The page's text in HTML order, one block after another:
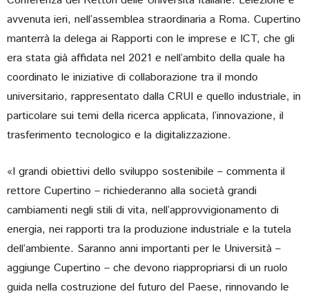
avvenuta ieri, nell’assemblea straordinaria a Roma. Cupertino
manterrà la delega ai Rapporti con le imprese e ICT, che gli
era stata già affidata nel 2021 e nell’ambito della quale ha
coordinato le iniziative di collaborazione tra il mondo
universitario, rappresentato dalla CRUI e quello industriale, in
particolare sui temi della ricerca applicata, l’innovazione, il
trasferimento tecnologico e la digitalizzazione.
«I grandi obiettivi dello sviluppo sostenibile – commenta il
rettore Cupertino – richiederanno alla società grandi
cambiamenti negli stili di vita, nell’approvvigionamento di
energia, nei rapporti tra la produzione industriale e la tutela
dell’ambiente. Saranno anni importanti per le Università –
aggiunge Cupertino – che devono riappropriarsi di un ruolo
guida nella costruzione del futuro del Paese, rinnovando le